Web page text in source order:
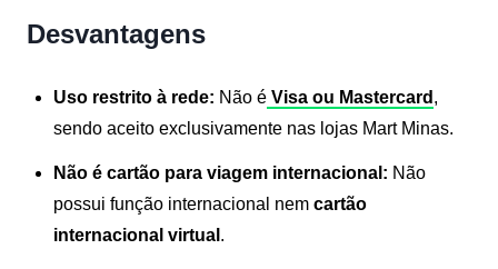
Desvantagens
Uso restrito à rede: Não é Visa ou Mastercard ,
sendo aceito exclusivamente nas lojas Mart Minas.
Não é cartão para viagem internacional: Não
possui função internacional nem cartão
internacional virtual .